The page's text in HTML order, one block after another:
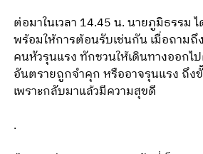
ต่อมาในเวลา 14.45 น. นายภูมิธรร
พร้อมให้การต้อนรับเช่นกัน เมื่อถามถึ
คนหัวรุนแรง ทักชวนให้เดินทางออก
อันตรายถูกจำคุก หรืออาจรุนแรง ถึง
เพราะกลับมาแล้วมีความสุขดี
.